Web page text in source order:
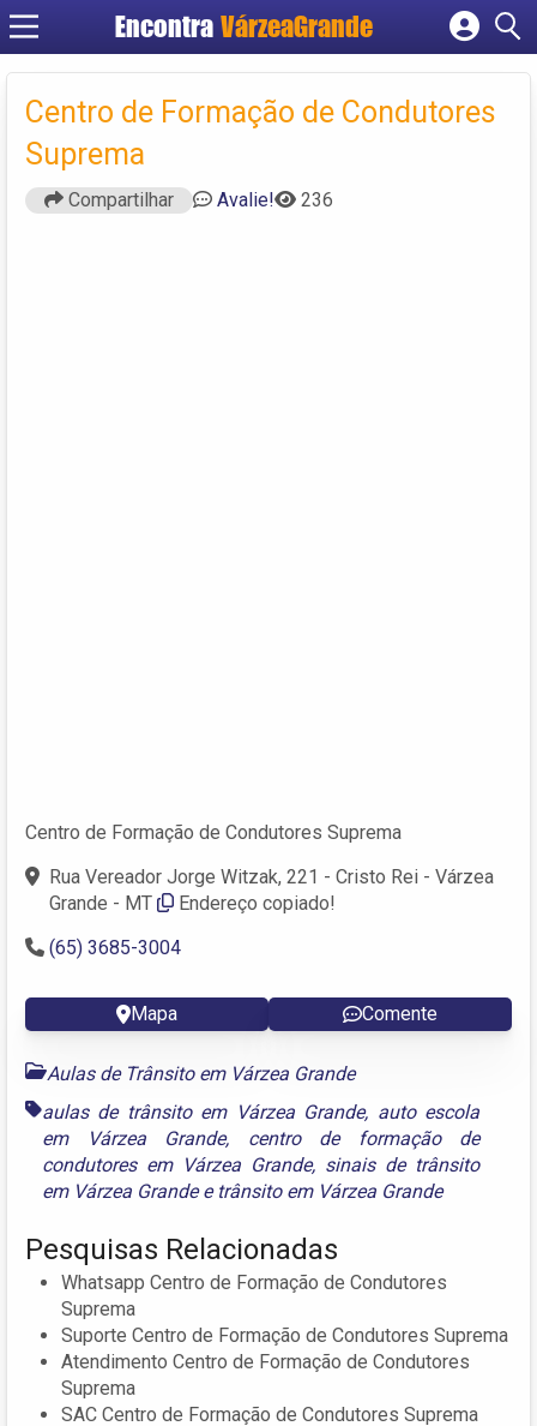
Encontra VárzeaGrande
Cadastrar empresa
Fazer login
Criar conta
Centro de Formação de Condutores
Suprema
Compartilhar Avalie! 236
Centro de Formação de Condutores Suprema
Rua Vereador Jorge Witzak, 221 - Cristo Rei - Várzea
Grande - MT
Endereço copiado!
(65) 3685-3004
Mapa Comente
Aulas de Trânsito em Várzea Grande
aulas de trânsito em Várzea Grande, auto escola
em Várzea Grande, centro de formação de
condutores em Várzea Grande, sinais de trânsito
em Várzea Grandee trânsito em Várzea Grande
Pesquisas Relacionadas
Whatsapp Centro de Formação de Condutores
Suprema
Suporte Centro de Formação de Condutores Suprema
Atendimento Centro de Formação de Condutores
Suprema
SAC Centro de Formação de Condutores Suprema